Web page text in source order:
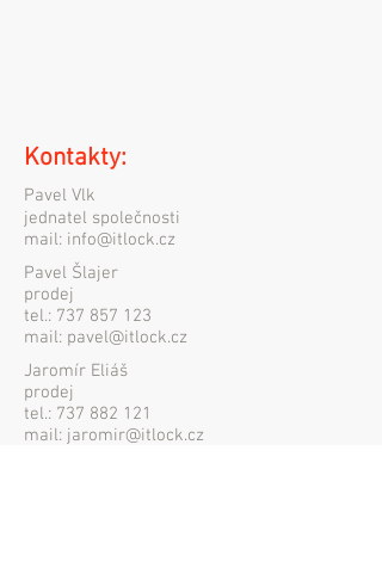
Kontakty:
Pavel Vlk
jednatel společnosti
mail: info@itlock.cz
Pavel Šlajer
prodej
tel.: 737 857 123
mail: pavel@itlock.cz
Jaromír Eliáš
prodej
tel.: 737 882 121
mail: jaromir@itlock.cz